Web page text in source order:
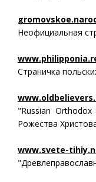
Неофициальная
Страничка
"Russian
Рожества
www.svete-